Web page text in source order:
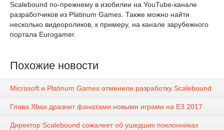
Scalebound по-прежнему в изобилии на YouTube-канале
разработчиков из Platinum Games. Также можно найти
несколько видеороликов, к примеру, на канале зарубежного
портала Eurogamer.
Похожие новости
Microsoft и Platinum Games отменили разработку Scalebound
Глава Xbox дразнит фанатами новыми играми на E3 2017
Директор Scalebound сожалеет об ушедших поклонниках